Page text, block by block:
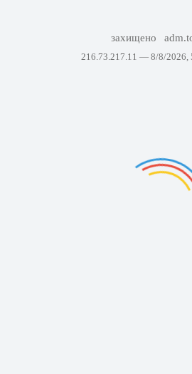
захищено
216.73.217.11 — 8/8/2026,